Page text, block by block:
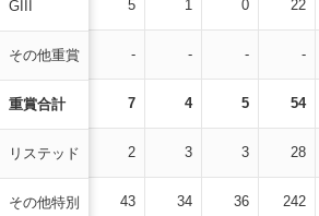
GIII
その他重賞
重賞合計
リステッド
その他特別
5 1 0 22
- - - -
7 4 5 54
2 3 3 28
43 34 36 242